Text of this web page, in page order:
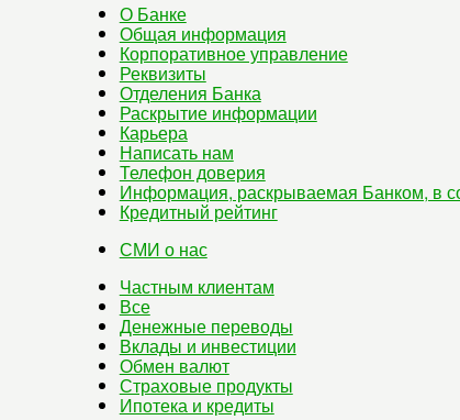
О Банке
Общая информация
Корпоративное управление
Реквизиты
Отделения Банка
Раскрытие информации
Карьера
Написать нам
Телефон доверия
Информация, раскрываемая Банком, в
Кредитный рейтинг
СМИ о нас
Частным клиентам
Все
Денежные переводы
Вклады и инвестиции
Обмен валют
Страховые продукты
Ипотека и кредиты